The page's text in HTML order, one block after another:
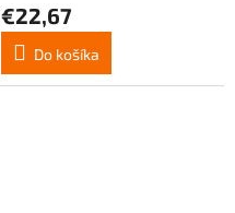
€22,67
Do košíka